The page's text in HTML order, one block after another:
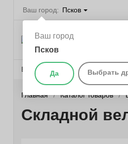
Ваш город: Псков
Ваш город
Псков
Да Выбрать
Веломагазины Бренды О
Каталог
Велосипеды
Самокаты
Главная Каталог товаров
Складной